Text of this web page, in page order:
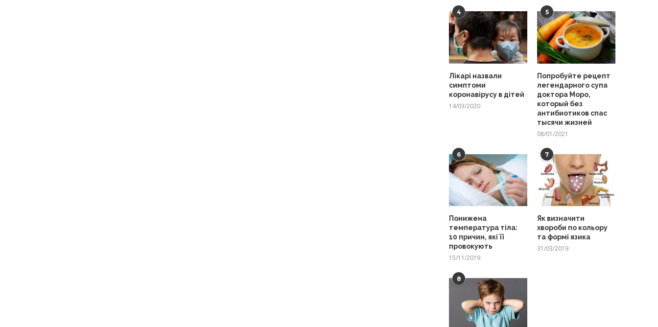
4
Лікарі назвали
симптоми
коронавірусу в дітей
14/03/2020
5
Попробуйте рецепт
легендарного супа
доктора Моро,
который без
антибиотиков спас
тысячи жизней
08/01/2021
6
Понижена
температура тіла:
10 причин, які її
провокують
15/11/2019
7
Як визначити
хвороби по кольору
та формі язика
31/03/2019
8